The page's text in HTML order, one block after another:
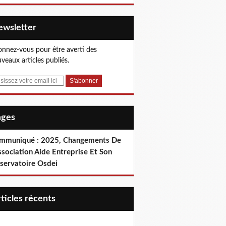
vous pour être averti des
articles publiés.
: 2025, Changements De
Aide Entreprise Et Son
Osdei
récents